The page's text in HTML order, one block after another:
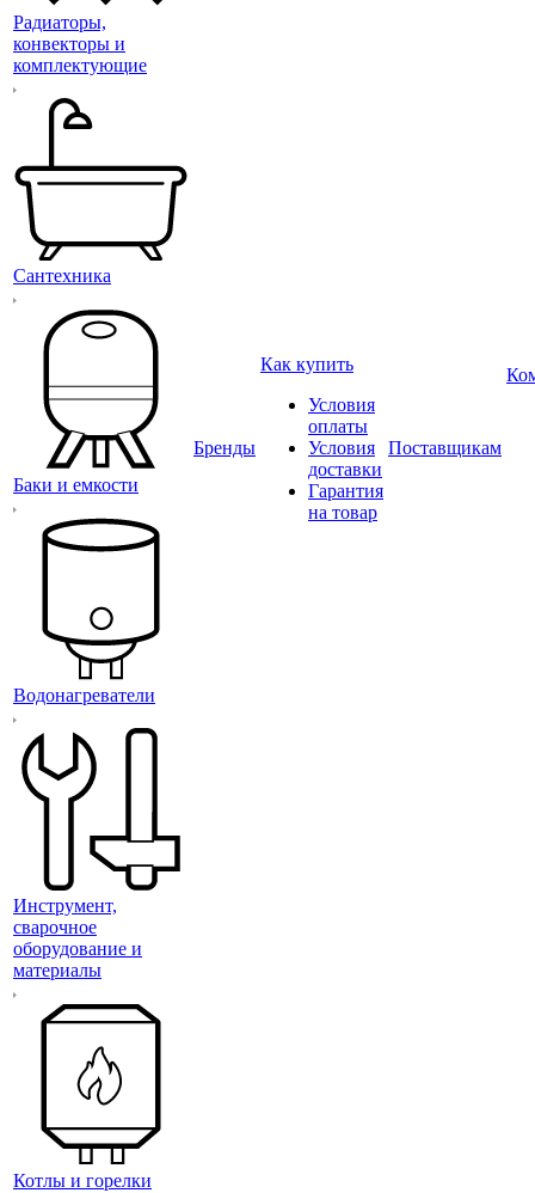
Радиаторы,
конвекторы и
комплектующие
Сантехника
Баки и емкости
Водонагреватели
Инструмент,
сварочное
оборудование и
материалы
Котлы и горелки
Бренды
Как купить
Условия
оплаты
Условия
доставки
Гарантия
на товар
Поставщикам